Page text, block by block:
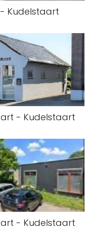
- Kudelstaart
- Kudelstaart
- Kudelstaart